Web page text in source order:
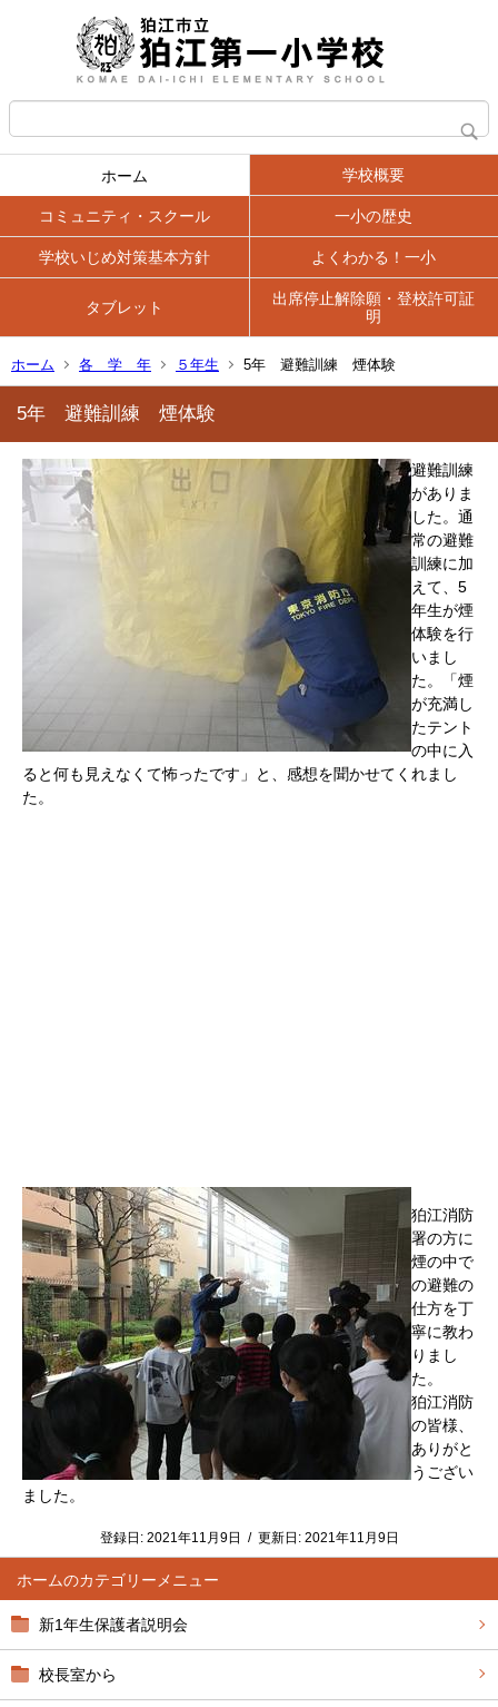
ホーム 学校概要
コミュニティ・スクール 一小の歴史
学校いじめ対策基本方針 よくわかる！一小
タブレット
出席停止解除願・登校許可証
明
ホーム 各 学 年 ５年生 5年 避難訓練 煙体験
ホーム
新1年生保護者説明会
校長室から
5年 避難訓練 煙体験
避難訓練
がありま
した。通
常の避難
訓練に加
えて、5
年生が煙
体験を行
いまし
た。「煙
が充満し
たテント
の中に入
ると何も見えなくて怖ったです」と、感想を聞かせてくれまし
た。
狛江消防
署の方に
煙の中で
の避難の
仕方を丁
寧に教わ
りまし
た。
狛江消防
の皆様、
ありがと
うござい
ました。
登録日: 2021年11月9日 / 更新日: 2021年11月9日